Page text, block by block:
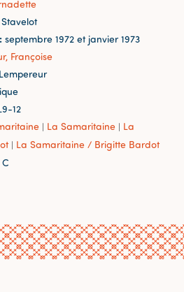
Stavelot
septembre 1972 et janvier 1973
Françoise
12
| La Samaritaine | La
| La Samaritaine / Brigitte Bardot